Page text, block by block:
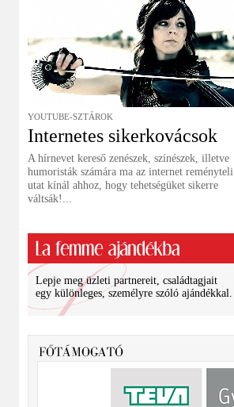
YOUTUBE-SZTÁROK
Internetes sikerkovácsok
A hírnevet kereső zenészek, színészek, illetve
humoristák számára ma az internet reményteli
utat kínál ahhoz, hogy tehetségüket sikerre
váltsák!...
Lepje meg üzleti partnereit, családtagjait
egy különleges, személyre szóló ajándékkal.